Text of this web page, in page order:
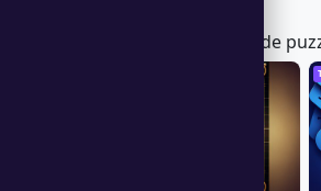
Tendances dans Jeux de